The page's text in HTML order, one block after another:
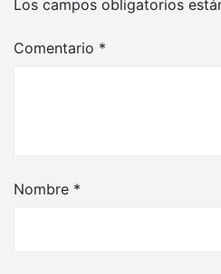
Los campos obligatorios
Comentario *
Nombre *